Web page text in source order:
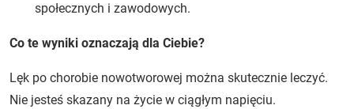
społecznych i zawodowych.
Co te wyniki oznaczają dla Ciebie?
Lęk po chorobie nowotworowej można skutecznie leczyć.
Nie jesteś skazany na życie w ciągłym napięciu.